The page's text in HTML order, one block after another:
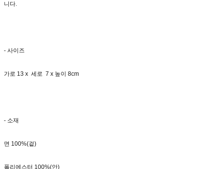
니다.
- 사이즈
가로 13 x 세로 7 x 높이 8cm
- 소재
면 100%(겉)
폴리에스터 100%(안)